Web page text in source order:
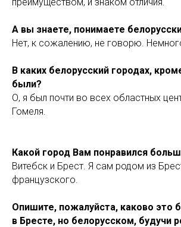
А вы знаете, понимаете
Нет, к сожалению, не говорю.
В каких белорусский городах,
были?
О, я был почти во всех областных
Гомеля.
Какой город Вам понравился
Витебск и Брест. Я сам родом из
французского.
Опишите, пожалуйста, каково это
в Бресте, но белорусском, будучи